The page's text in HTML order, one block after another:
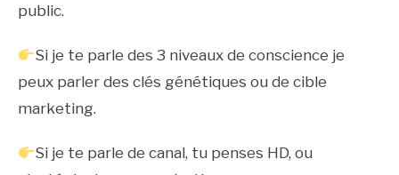
public.
Si je te parle des 3 niveaux de conscience je
peux parler des clés génétiques ou de cible
marketing.
Si je te parle de canal, tu penses HD, ou